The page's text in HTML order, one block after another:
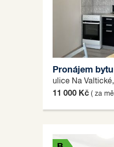
C
Pronájem
ulice Na
11 000 Kč ( za